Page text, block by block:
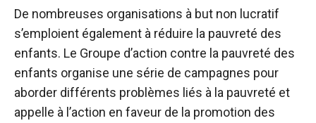
De nombreuses organisations à but non lucratif
s’emploient également à réduire la pauvreté des
enfants. Le Groupe d’action contre la pauvreté des
enfants organise une série de campagnes pour
aborder différents problèmes liés à la pauvreté et
appelle à l’action en faveur de la promotion des